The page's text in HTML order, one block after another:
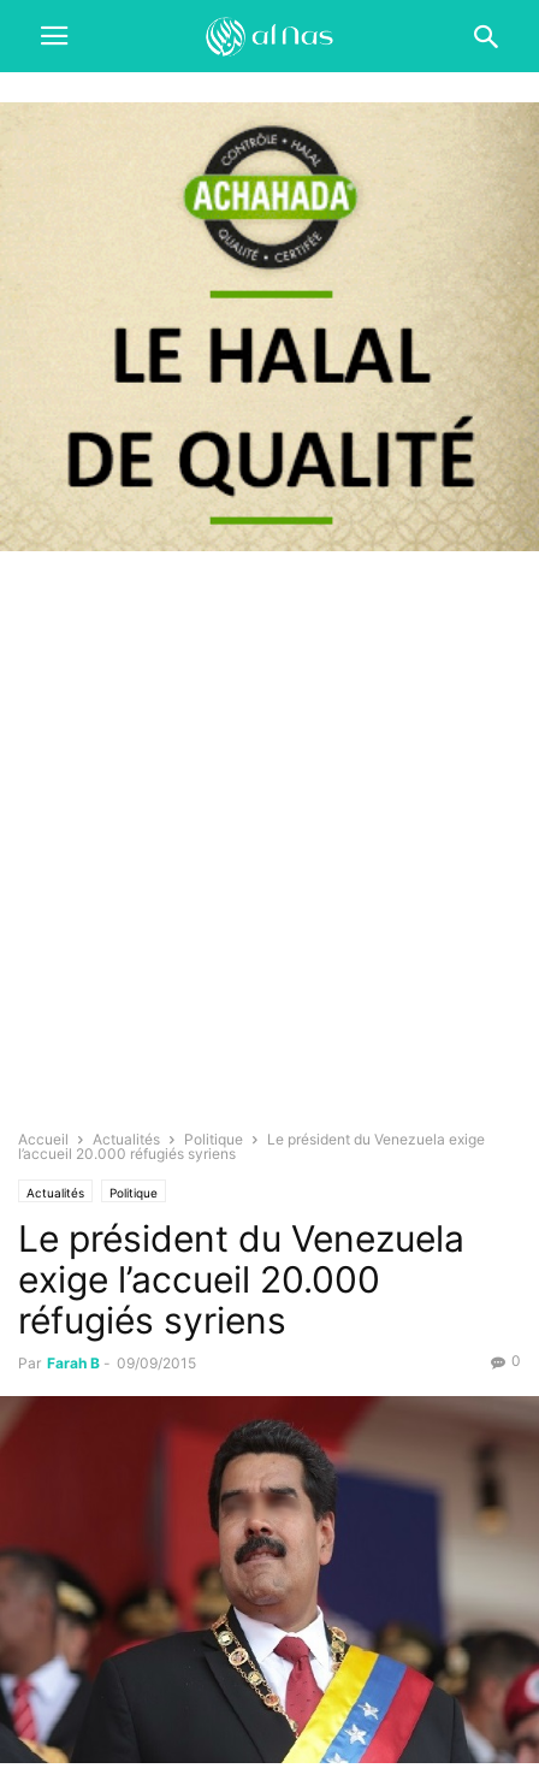
Accueil Actualités Politique
Le président du Venezuela exige
l’accueil 20.000 réfugiés syriens
Actualités Politique
Le président du Venezuela
exige l’accueil 20.000
réfugiés syriens
Par Farah B - 09/09/2015 0